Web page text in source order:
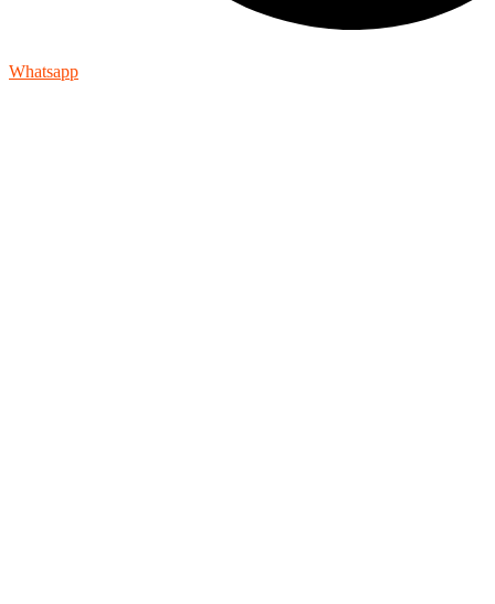
Whatsapp